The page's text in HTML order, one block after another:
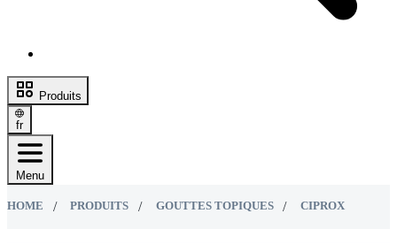
Produits
fr
Menu
HOME PRODUITS GOUTTES TOPIQUES CIPROX